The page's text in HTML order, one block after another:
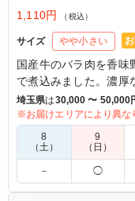
1,110円 （税込）
サイズ やや小さい
国産牛のバラ肉を香味
で煮込みました。濃厚
ッチ。酸味とコクと旨
番カレーです。
※オプションにてスリ
す。ご希望の際は下記
ださい。
埼玉県は30,000 〜 50,000
※お届けエリアにより異な
8
（土）
9
（日）
－ ◯